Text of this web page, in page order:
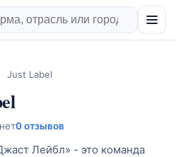
Just Label
0 отзывов
Лейбл» - это команда